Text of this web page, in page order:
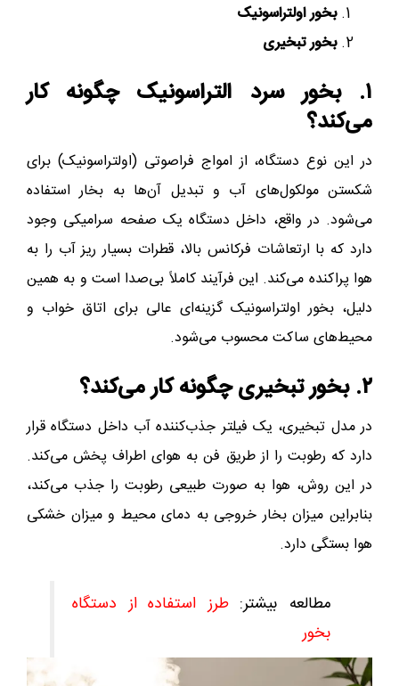
بخور اولتراسونیک
بخور تبخیری
۱. بخور سرد التراسونیک چگونه کار
می‌کند؟
در این نوع دستگاه، از امواج فراصوتی (اولتراسونیک) برای
شکستن مولکول‌های آب و تبدیل آن‌ها به بخار استفاده
می‌شود. در واقع، داخل دستگاه یک صفحه سرامیکی وجود
دارد که با ارتعاشات فرکانس بالا، قطرات بسیار ریز آب را به
هوا پراکنده می‌کند. این فرآیند کاملاً بی‌صدا است و به همین
دلیل، بخور اولتراسونیک گزینه‌ای عالی برای اتاق خواب و
محیط‌های ساکت محسوب می‌شود.
۲. بخور تبخیری چگونه کار می‌کند؟
در مدل تبخیری، یک فیلتر جذب‌کننده آب داخل دستگاه قرار
دارد که رطوبت را از طریق فن به هوای اطراف پخش می‌کند.
در این روش، هوا به صورت طبیعی رطوبت را جذب می‌کند،
بنابراین میزان بخار خروجی به دمای محیط و میزان خشکی
هوا بستگی دارد.
مطالعه بیشتر:طرز استفاده از دستگاه
بخور